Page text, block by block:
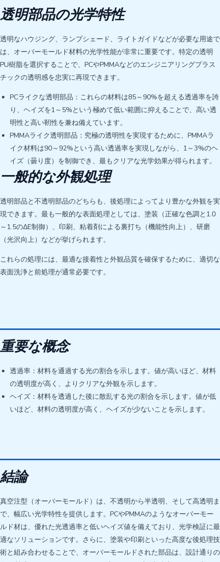
透明部品の光学特性
透明なハウジング、ランプシェード、ライトガイドなどが必要な用途で
は、オーバーモールド材料の光学性能が非常に重要です。特定の透明
PU樹脂を選択することで、PCやPMMAなどのエンジニアリングプラス
チックの透明感を忠実に再現できます。
PCライクな透明部品：これらの材料は85～90%を超える透過率を誇
り、ヘイズを1～5%という極めて低い範囲に抑えることで、高い透
明性と高い靭性を兼ね備えています。
PMMAライク透明部品：究極の透明性を実現するために、PMMAラ
イク材料は90～92%という高い透過率を実現しながら、1～3%のヘ
イズ（曇り度）を制御でき、最もクリアな光学効果が得られます。
一般的な外観処理
透明部品と不透明部品のどちらも、後処理によってより豊かな外観を実
現できます。最も一般的な表面処理としては、塗装（正確な色調と1.0
～1.5のΔE制御）、印刷、粘着剤による裏打ち（機能性向上）、研磨
（光沢向上）などが挙げられます。
これらの処理には、最適な接着性と外観品質を確保するために、適切な
表面洗浄と前処理が通常必要です。
重要な概念
透過率：材料を通過する光の割合を示します。値が高いほど、材料
の透明度が高く、よりクリアな外観を示します。
ヘイズ：材料を透過した後に散乱する光の割合を示します。値が低
いほど、材料の透明度が高く、ヘイズが少ないことを示します。
結論
真空注型（オーバーモールド）は、不透明から半透明、そして高透明ま
で、幅広い光学特性を提供します。PCやPMMAのようなオーバーモー
ルド材は、優れた光透過率と低いヘイズ値を備えており、光学検証に最
適なソリューションです。さらに、塗装や印刷といった高度な後処理技
術と組み合わせることで、オーバーモールドされた部品は、設計通りの